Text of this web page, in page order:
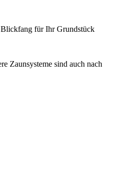
Blickfang für Ihr Grundstück
Zaunsysteme sind auch nach